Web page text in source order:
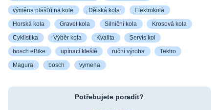
výměna plášťů na kole Dětská kola Elektrokola
Horská kola Gravel kola Silniční kola Krosová kola
Cyklistika Výběr kola Kvalita Servis kol
bosch eBike upínací kleště ruční výroba Tektro
Magura bosch vymena
Potřebujete poradit?